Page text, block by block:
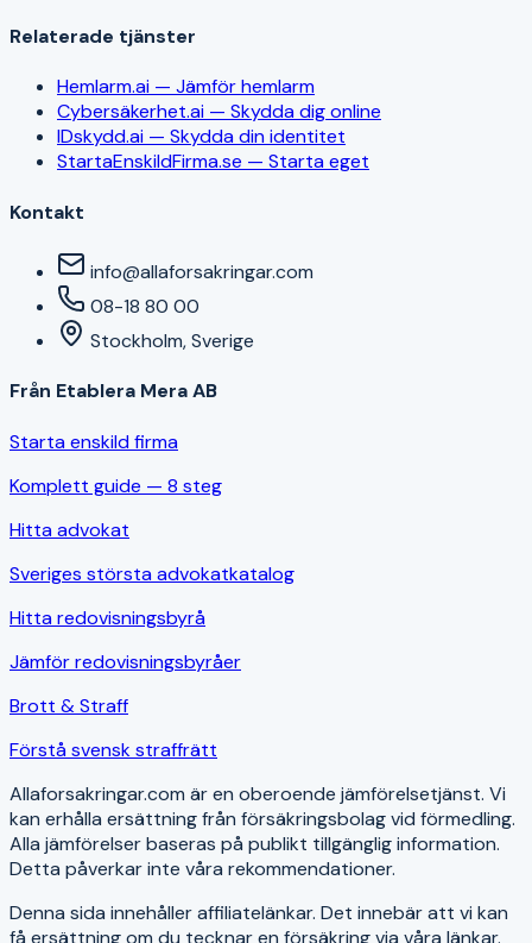
Relaterade tjänster
Hemlarm.ai — Jämför hemlarm
Cybersäkerhet.ai — Skydda dig online
IDskydd.ai — Skydda din identitet
StartaEnskildFirma.se — Starta eget
Kontakt
info@allaforsakringar.com
08-18 80 00
Stockholm, Sverige
Från Etablera Mera AB
Starta enskild firma
Komplett guide — 8 steg
Hitta advokat
Sveriges största advokatkatalog
Hitta redovisningsbyrå
Jämför redovisningsbyråer
Brott & Straff
Förstå svensk straffrätt
Allaforsakringar.com är en oberoende jämförelsetjänst. Vi
kan erhålla ersättning från försäkringsbolag vid förmedling.
Alla jämförelser baseras på publikt tillgänglig information.
Detta påverkar inte våra rekommendationer.
Denna sida innehåller affiliatelänkar. Det innebär att vi kan
få ersättning om du tecknar en försäkring via våra länkar.